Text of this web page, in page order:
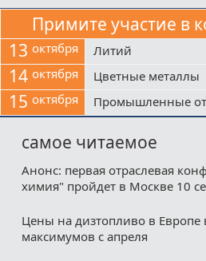
Примите участие в
13 октября Литий
14 октября Цветные металлы
15 октября Промышленные
самое читаемое
Анонс: первая отраслевая
химия" пройдет в Москве 10
Цены на дизтопливо в Европе
максимумов с апреля